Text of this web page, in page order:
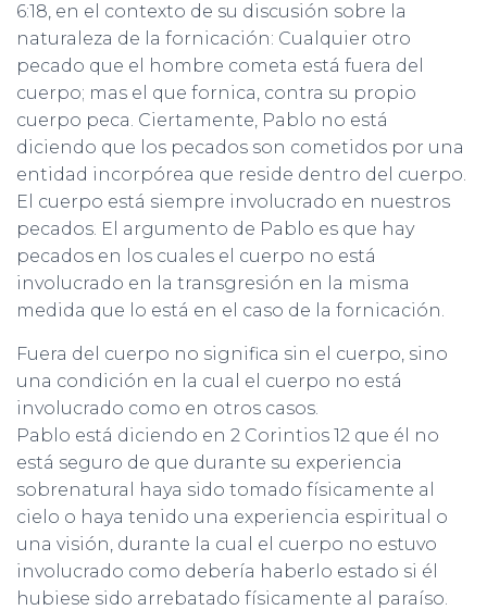
6:18, en el contexto de su discusión sobre la
naturaleza de la fornicación: Cualquier otro
pecado que el hombre cometa está fuera del
cuerpo; mas el que fornica, contra su propio
cuerpo peca. Ciertamente, Pablo no está
diciendo que los pecados son cometidos por una
entidad incorpórea que reside dentro del cuerpo.
El cuerpo está siempre involucrado en nuestros
pecados. El argumento de Pablo es que hay
pecados en los cuales el cuerpo no está
involucrado en la transgresión en la misma
medida que lo está en el caso de la fornicación.
Fuera del cuerpo no significa sin el cuerpo, sino
una condición en la cual el cuerpo no está
involucrado como en otros casos.
Pablo está diciendo en 2 Corintios 12 que él no
está seguro de que durante su experiencia
sobrenatural haya sido tomado físicamente al
cielo o haya tenido una experiencia espiritual o
una visión, durante la cual el cuerpo no estuvo
involucrado como debería haberlo estado si él
hubiese sido arrebatado físicamente al paraíso.